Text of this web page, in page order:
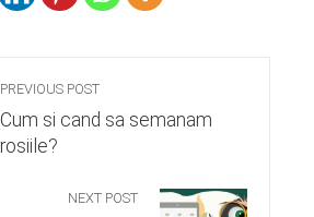
PREVIOUS POST
Cum si cand sa semanam
rosiile?
NEXT POST